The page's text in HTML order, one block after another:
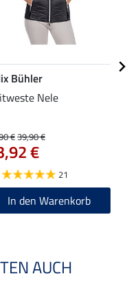
Bühler
Nele
€39,90 €
€
21
In den Warenkorb
AUCH